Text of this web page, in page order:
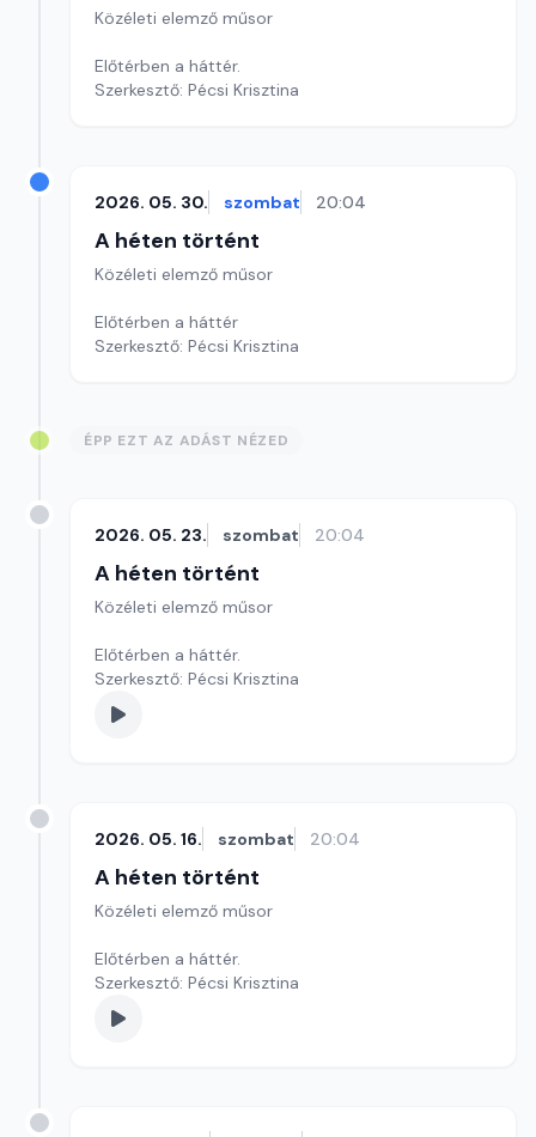
Közéleti elemző műsor
Előtérben a háttér.
Szerkesztő: Pécsi Krisztina
2026. 05. 30. szombat 20:04
A héten történt
Közéleti elemző műsor
Előtérben a háttér
Szerkesztő: Pécsi Krisztina
ÉPP EZT AZ ADÁST NÉZED
2026. 05. 23. szombat 20:04
A héten történt
Közéleti elemző műsor
Előtérben a háttér.
Szerkesztő: Pécsi Krisztina
2026. 05. 16. szombat 20:04
A héten történt
Közéleti elemző műsor
Előtérben a háttér.
Szerkesztő: Pécsi Krisztina